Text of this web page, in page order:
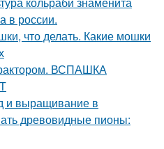
в россии.
что делать. Какие мошки
ВСПАШКА
и выращивание в
древовидные пионы: